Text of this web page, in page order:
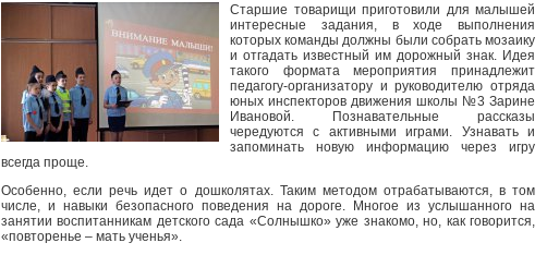
Старшие товарищи приготовили для малышей
интересные задания, в ходе выполнения
которых команды должны были собрать мозаику
и отгадать известный им дорожный знак. Идея
такого формата мероприятия принадлежит
педагогу-организатору и руководителю отряда
юных инспекторов движения школы №3 Зарине
Ивановой. Познавательные рассказы
чередуются с активными играми. Узнавать и
запоминать новую информацию через игру
всегда проще.
Особенно, если речь идет о дошколятах. Таким методом отрабатываются, в том
числе, и навыки безопасного поведения на дороге. Многое из услышанного на
занятии воспитанникам детского сада «Солнышко» уже знакомо, но, как говорится,
«повторенье – мать ученья».